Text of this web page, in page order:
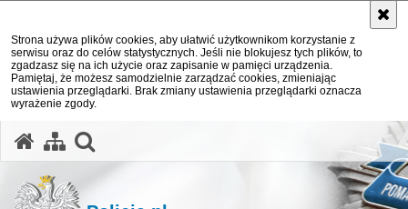
Strona używa plików cookies, aby ułatwić użytkownikom korzystanie z
serwisu oraz do celów statystycznych. Jeśli nie blokujesz tych plików, to
zgadzasz się na ich użycie oraz zapisanie w pamięci urządzenia.
Pamiętaj, że możesz samodzielnie zarządzać cookies, zmieniając
ustawienia przeglądarki. Brak zmiany ustawienia przeglądarki oznacza
wyrażenie zgody.